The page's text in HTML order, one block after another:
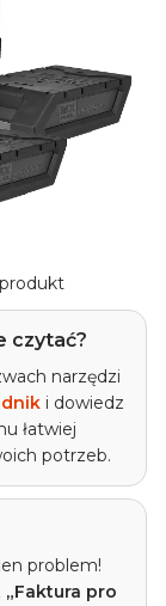
czytać?
narzędzi
i dowiedz
łatwiej
potrzeb.
problem!
„Faktura pro